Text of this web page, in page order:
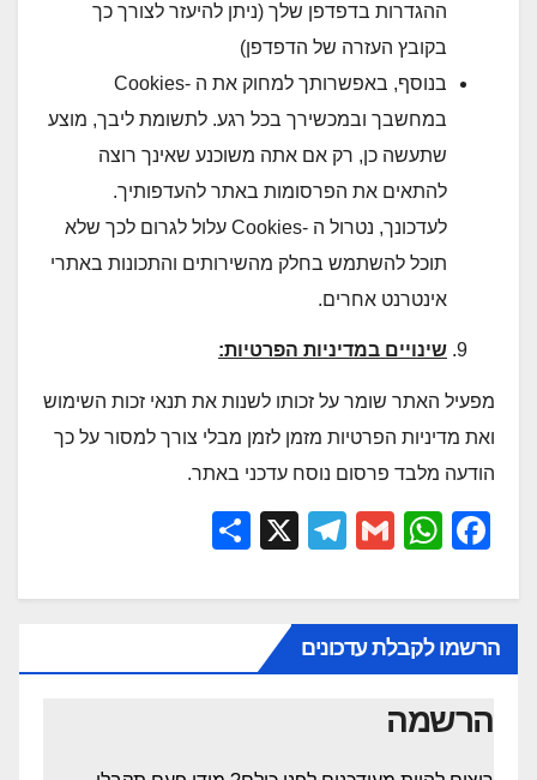
ההגדרות בדפדפן שלך (ניתן להיעזר לצורך כך
בקובץ העזרה של הדפדפן)
בנוסף, באפשרותך למחוק את ה -Cookies
במחשבך ובמכשירך בכל רגע. לתשומת ליבך, מוצע
שתעשה כן, רק אם אתה משוכנע שאינך רוצה
להתאים את הפרסומות באתר להעדפותיך.
לעדכונך, נטרול ה -Cookies עלול לגרום לכך שלא
תוכל להשתמש בחלק מהשירותים והתכונות באתרי
אינטרנט אחרים.
שינויים במדיניות הפרטיות:
מפעיל האתר שומר על זכותו לשנות את תנאי זכות השימוש
ואת מדיניות הפרטיות מזמן לזמן מבלי צורך למסור על כך
הודעה מלבד פרסום נוסח עדכני באתר.
F
c
e
b
o
o
W
at
s
A
p
G
ail
T
e
gr
a
X
ar
הרשמו לקבלת עדכונים
הרשמה